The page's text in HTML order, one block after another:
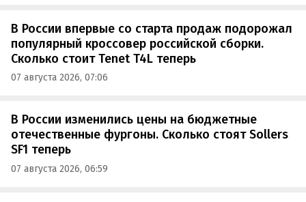
В России впервые со старта продаж подорожал
популярный кроссовер российской сборки.
Сколько стоит Tenet T4L теперь
07 августа 2026, 07:06
В России изменились цены на бюджетные
отечественные фургоны. Сколько стоят Sollers
SF1 теперь
07 августа 2026, 06:59